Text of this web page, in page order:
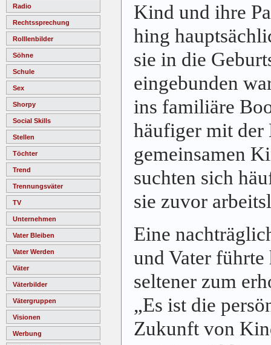
Radio
Rechtssprechung
Rolllenbilder
Söhne
Schule
Sex
Shorpy
Social Skills
Stellen
Töchter
Trend
Trennungsväter
TV
Unternehmen
Vater Bleiben
Vater Werden
Väter
Väterbilder
Vätergruppen
Visionen
Werbung
Kind und ihre
hing
sie in die
eingebunden
ins familiäre
häufiger mit der
gemeinsamen
suchten sich
sie zuvor
Eine
und Vater
seltener zum
„Es ist die
Zukunft von